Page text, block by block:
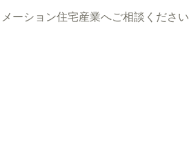
ーション住宅産業へご相談ください